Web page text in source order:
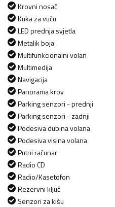
Krovni nosač
Kuka za vuču
LED prednja svjetla
Metalik boja
Multifunkcionalni volan
Multimedija
Navigacija
Panorama krov
Parking senzori - prednji
Parking senzori - zadnji
Podesiva dubina volana
Podesiva visina volana
Putni računar
Radio CD
Radio/Kasetofon
Rezervni ključ
Senzori za kišu